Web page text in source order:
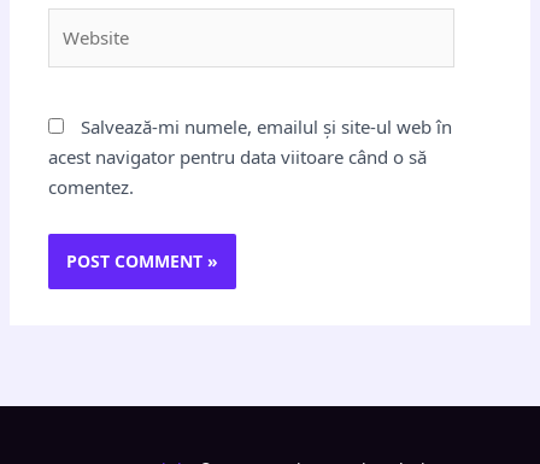
Salvează-mi numele, emailul și site-ul web în
acest navigator pentru data viitoare când o să
comentez.